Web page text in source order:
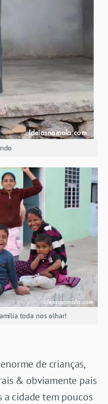
toda nos olhar!
de crianças,
& obviamente pais
a cidade tem poucos